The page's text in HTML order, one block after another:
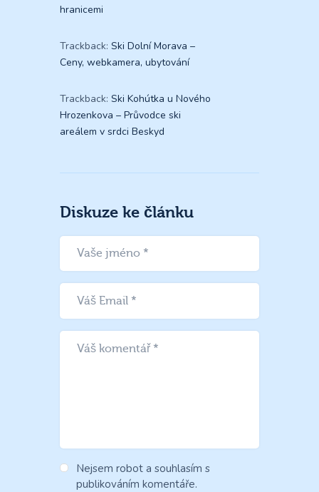
hranicemi
Trackback: Ski Dolní Morava –
Ceny, webkamera, ubytování
Trackback: Ski Kohútka u Nového
Hrozenkova – Průvodce ski
areálem v srdci Beskyd
Diskuze ke článku
Nejsem robot a souhlasím s
publikováním komentáře.